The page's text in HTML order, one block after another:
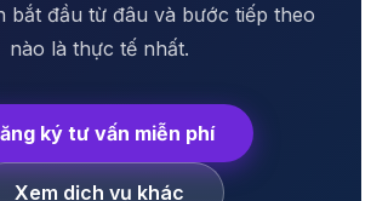
bắt đầu từ đâu và bước tiếp theo
nào là thực tế nhất.
ký tư vấn miễn phí
Xem dịch vụ khác